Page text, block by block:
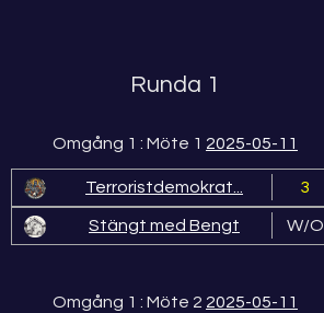
Runda 1
Omgång 1 : Möte 1 2025-05-11
Terroristdemokrat... 3
Stängt med Bengt W/O
Omgång 1 : Möte 2 2025-05-11